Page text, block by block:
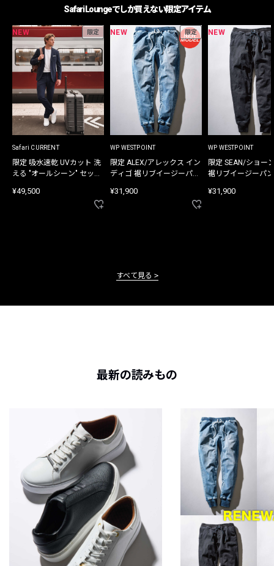
Safari Loungeでしか買えない限定アイテム
NEW 限定
Safari CURRENT
限定 吸水速乾 UVカット 洗
える "オールシーン" セット
¥49,500
NEW 限定
WP WESTPOINT
限定 ALEX/アレックス イン
ディゴ 裾リブイージーパン
¥31,900
NEW
WP WESTPOINT
限定 SEAN/ショー
裾リブイージーパ
¥31,900
すべて見る
最新の読みもの